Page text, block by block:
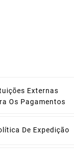
Externas
Os Pagamentos
De Expedição